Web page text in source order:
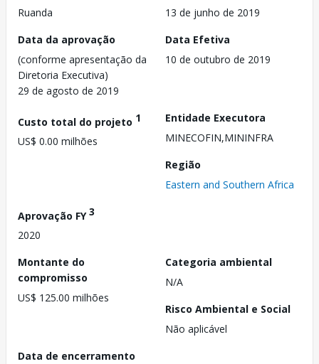
Ruanda
13 de junho de 2019
Data da aprovação
(conforme apresentação da
Diretoria Executiva)
29 de agosto de 2019
Data Efetiva
10 de outubro de 2019
Custo total do projeto 1
US$ 0.00 milhões
Entidade Executora
MINECOFIN,MININFRA
Região
Eastern and Southern Africa
Aprovação FY3
2020
Montante do
compromisso
US$ 125.00 milhões
Categoria ambiental
N/A
Risco Ambiental e Social
Não aplicável
Data de encerramento